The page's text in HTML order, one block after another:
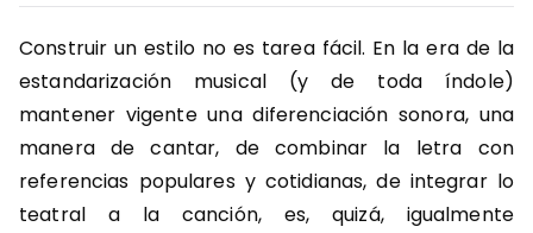
Construir un estilo no es tarea fácil. En la era de la
estandarización musical (y de toda índole)
mantener vigente una diferenciación sonora, una
manera de cantar, de combinar la letra con
referencias populares y cotidianas, de integrar lo
teatral a la canción, es, quizá, igualmente